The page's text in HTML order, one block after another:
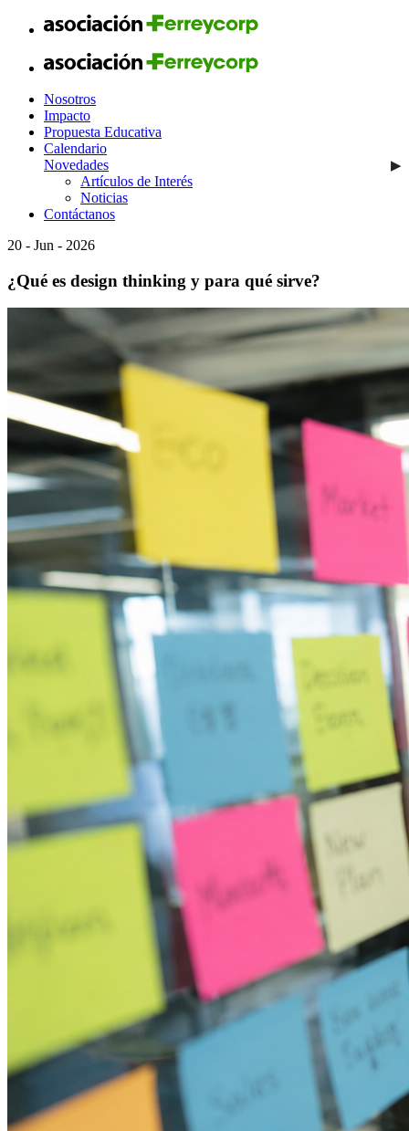
Nosotros
Impacto
Propuesta Educativa
Calendario
Novedades
Artículos de Interés
Noticias
Contáctanos
20 - Jun - 2026
¿Qué es design thinking y para qué sirve?